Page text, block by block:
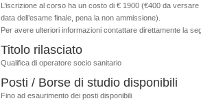
L’iscrizione al corso ha un costo di € 1900 (€400 da
data dell’esame finale, pena la non ammissione).
Per avere ulteriori informazioni contattare direttamente la
Titolo rilasciato
Qualifica di operatore socio sanitario
Posti / Borse di studio disponibili
Fino ad esaurimento dei posti disponibili